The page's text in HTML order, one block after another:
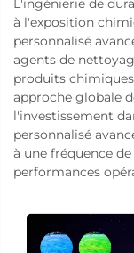
à l'exposition
personnalisé
agents de
produits
approche globale
l'investissement
personnalisé
à une fréquence
performances